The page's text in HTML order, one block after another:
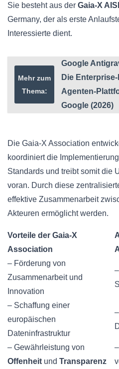
Sie besteht aus der Gaia-X
Germany, der als erste
Interessierte dient.
Mehr zum
Thema:
Google
Die Enterprise-
Agenten-
Google (2026)
Die Gaia-X Association
koordiniert die
Standards und treibt somit die
voran. Durch diese
effektive Zusammenarbeit
Akteuren ermöglicht werden.
Vorteile der Gaia-X
Association
– Förderung von
Zusammenarbeit und
Innovation
– Schaffung einer
europäischen
Dateninfrastruktur
– Gewährleistung von
Offenheit und Transparenz